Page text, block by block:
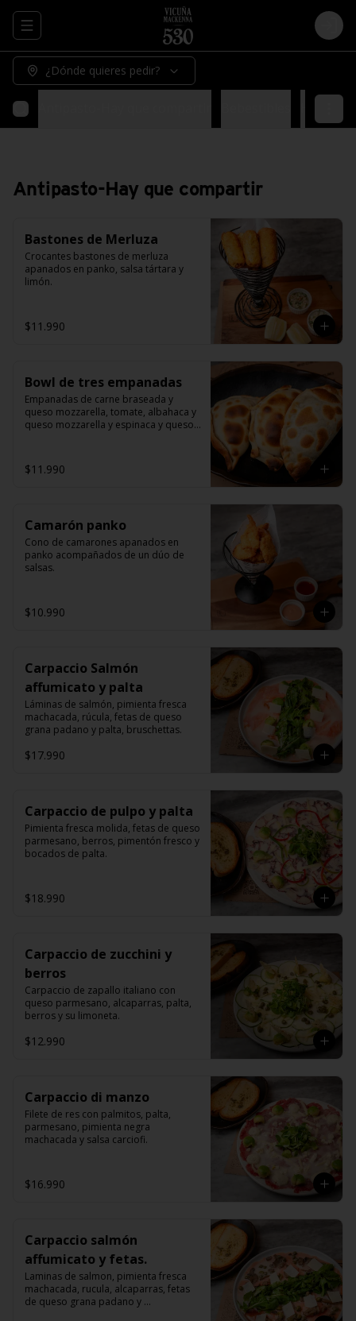
Abrir menu de navegación Login
¿Dónde quieres pedir?
Antipasto-Hay que compartir
Bastones de Merluza
Crocantes bastones de merluza
apanados en panko, salsa tártara y
limón.
$11.990
Bowl de tres empanadas
Empanadas de carne braseada y
queso mozzarella, tomate, albahaca y
queso mozzarella y espinaca y queso
$11.990
Camarón panko
Cono de camarones apanados en
panko acompañados de un dúo de
salsas.
$10.990
Carpaccio Salmón
affumicato y palta
Láminas de salmón, pimienta fresca
machacada, rúcula, fetas de queso
grana padano y palta, bruschettas.
$17.990
Carpaccio de pulpo y palta
Pimienta fresca molida, fetas de queso
parmesano, berros, pimentón fresco y
bocados de palta.
$18.990
Carpaccio de zucchini y
berros
Carpaccio de zapallo italiano con
queso parmesano, alcaparras, palta,
berros y su limoneta.
$12.990
Carpaccio di manzo
Filete de res con palmitos, palta,
parmesano, pimienta negra
machacada y salsa carciofi.
$16.990
Carpaccio salmón
affumicato y fetas.
Laminas de salmon, pimienta fresca
machacada, rucula, alcaparras, fetas
de queso grana padano y